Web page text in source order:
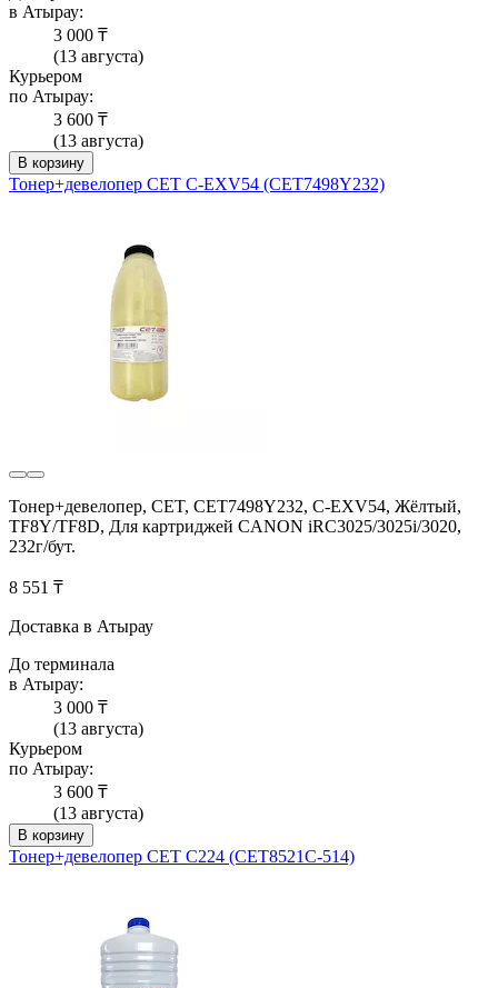
в Атырау:
3 000 ₸
(13 августа)
Курьером
по Атырау:
3 600 ₸
(13 августа)
В корзину
Тонер+девелопер CET C-EXV54 (CET7498Y232)
Тонер+девелопер, CET, CET7498Y232, C-EXV54, Жёлтый,
TF8Y/TF8D, Для картриджей CANON iRC3025/3025i/3020,
232г/бут.
8 551 ₸
Доставка в Атырау
До терминала
в Атырау:
3 000 ₸
(13 августа)
Курьером
по Атырау:
3 600 ₸
(13 августа)
В корзину
Тонер+девелопер CET C224 (CET8521C-514)